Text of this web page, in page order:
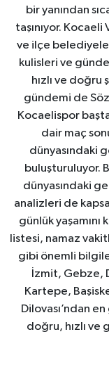
bir yanından
taşınıyor.
ve ilçe
kulisleri ve
hızlı ve doğru
gündemi de
Kocaelispor
dair maç
dünyasındaki
buluşturuluyor.
dünyasındaki
analizleri de
günlük
listesi, namaz
gibi önemli
İzmit, Gebze,
Kartepe,
Dilovası’ndan
doğru, hızlı